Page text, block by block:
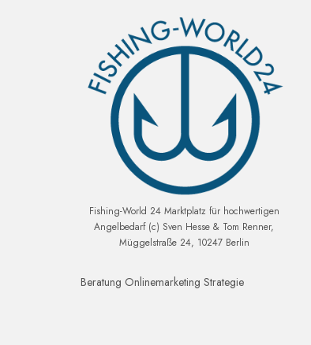
Fishing-World 24 Marktplatz für hochwertigen
Angelbedarf (c) Sven Hesse & Tom Renner,
Müggelstraße 24, 10247 Berlin
Beratung Onlinemarketing Strategie